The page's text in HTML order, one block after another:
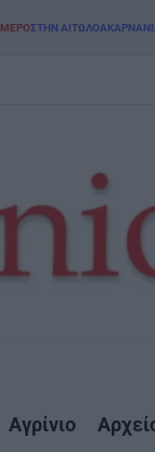
Ξηρόμερο |
Αγρίνιο